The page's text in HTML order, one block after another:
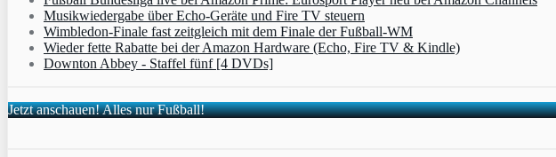
Musikwiedergabe über Echo-Geräte und Fire TV steuern
Wimbledon-Finale fast zeitgleich mit dem Finale der Fußball-WM
Wieder fette Rabatte bei der Amazon Hardware (Echo, Fire TV & Kindle)
Downton Abbey - Staffel fünf [4 DVDs]
Jetzt anschauen! Alles nur Fußball!